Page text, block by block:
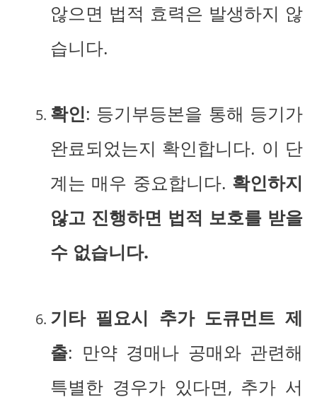
않으면 법적 효력은 발생하지 않
습니다.
확인: 등기부등본을 통해 등기가
완료되었는지 확인합니다. 이 단
계는 매우 중요합니다. 확인하지
않고 진행하면 법적 보호를 받을
수 없습니다.
기타 필요시 추가 도큐먼트 제
출: 만약 경매나 공매와 관련해
특별한 경우가 있다면, 추가 서